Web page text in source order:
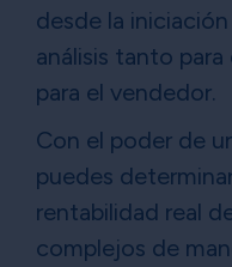
desde la
análisis tanto
para el vendedor.
Con el poder de
puedes
rentabilidad real
complejos de